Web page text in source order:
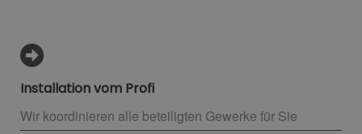
Installation vom Profi
Wir koordinieren alle beteiligten Gewerke für Sie